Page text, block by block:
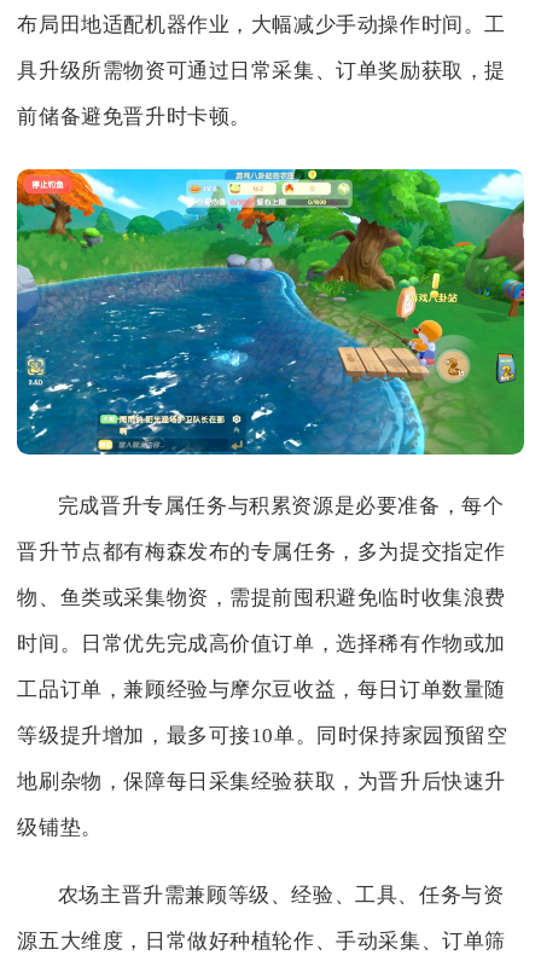
布局田地适配机器作业，大幅减少手动操作时间。工
具升级所需物资可通过日常采集、订单奖励获取，提
前储备避免晋升时卡顿。
完成晋升专属任务与积累资源是必要准备，每个
晋升节点都有梅森发布的专属任务，多为提交指定作
物、鱼类或采集物资，需提前囤积避免临时收集浪费
时间。日常优先完成高价值订单，选择稀有作物或加
工品订单，兼顾经验与摩尔豆收益，每日订单数量随
等级提升增加，最多可接10单。同时保持家园预留空
地刷杂物，保障每日采集经验获取，为晋升后快速升
级铺垫。
农场主晋升需兼顾等级、经验、工具、任务与资
源五大维度，日常做好种植轮作、手动采集、订单筛